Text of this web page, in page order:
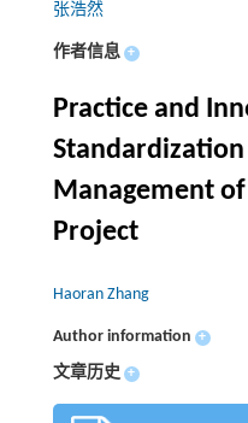
张浩然
作者信息 +
Practice and
Management
Project
Haoran Zhang
Author information +
文章历史 +